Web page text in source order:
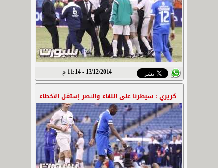
13/12/2014 - 11:14 م
كريري : سيطرنا على اللقاء والنصر إستغل الأخطاء